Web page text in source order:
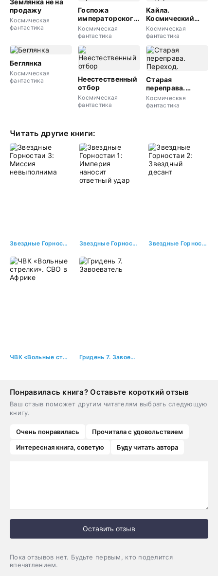
Землянка не на
продажу
Космическая
фантастика
Госпожа
императорского
гарема
Космическая
фантастика
Кайла.
Космический
подарок
Космическая
фантастика
Беглянка
Космическая
фантастика
Неестественный
отбор
Космическая
фантастика
Старая
переправа.
Переход.
Космическая
фантастика
Читать другие книги:
Звездные Горностаи 3: Миссия невыполнима Звездные Горностаи 1: Империя наносит ответный удар Звездные Горностаи 2: Звездный десант
ЧВК «Вольные стрелки». СВО в Африке Гридень 7. Завоеватель
Понравилась книга? Оставьте короткий отзыв
Ваш отзыв поможет другим читателям выбрать следующую
книгу.
Очень понравилась
Прочитала с удовольствием
Интересная книга, советую
Буду читать автора
Оставить отзыв
Пока отзывов нет. Будьте первым, кто поделится
впечатлением.